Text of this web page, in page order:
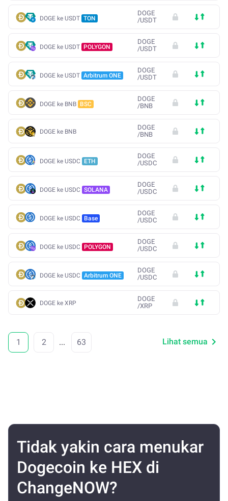
DOGE ke USDT TON
DOGE
/USDT
DOGE ke USDT POLYGON
DOGE
/USDT
DOGE ke USDT Arbitrum ONE
DOGE
/USDT
DOGE ke BNB BSC
DOGE
/BNB
DOGE ke BNB
DOGE
/BNB
DOGE ke USDC ETH
DOGE
/USDC
DOGE ke USDC SOLANA
DOGE
/USDC
DOGE ke USDC Base
DOGE
/USDC
DOGE ke USDC POLYGON
DOGE
/USDC
DOGE ke USDC Arbitrum ONE
DOGE
/USDC
DOGE ke XRP
DOGE
/XRP
1 2 ... 63 Lihat semua
Tidak yakin cara menukar
Dogecoin ke HEX di
ChangeNOW?